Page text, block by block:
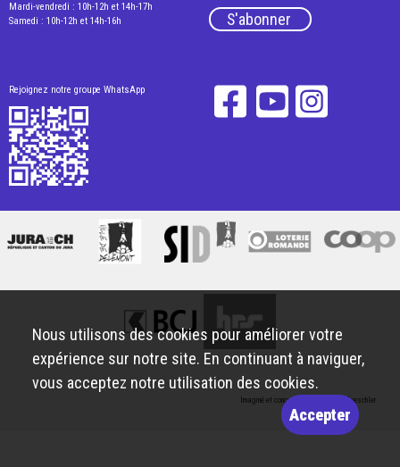
Mardi-vendredi : 10h-12h et 14h-17h
Samedi : 10h-12h et 14h-16h
S'abonner
Rejoignez notre groupe WhatsApp
Imaginé et conçu par Giorgianni & Moeschler
Nous utilisons des cookies pour améliorer votre
expérience sur notre site. En continuant à naviguer,
vous acceptez notre utilisation des cookies.
Accepter